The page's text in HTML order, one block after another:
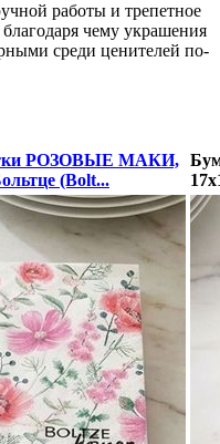
работы и трепетное
чему украшения
среди ценителей по-
РОЗОВЫЕ МАКИ,
(Bolt...